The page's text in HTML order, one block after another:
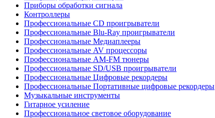
Приборы обработки сигнала
Контроллеры
Профессиональные СD проигрыватели
Профессиональные Blu-Ray проигрыватели
Профессиональные Медиаплееры
Профессиональные AV процессоры
Профессиональные AM-FM тюнеры
Профессиональные SD/USB проигрыватели
Профессиональные Цифровые рекордеры
Профессиональные Портативные цифровые рекордеры
Музыкальные инструменты
Гитарное усиление
Профессиональное световое оборудование